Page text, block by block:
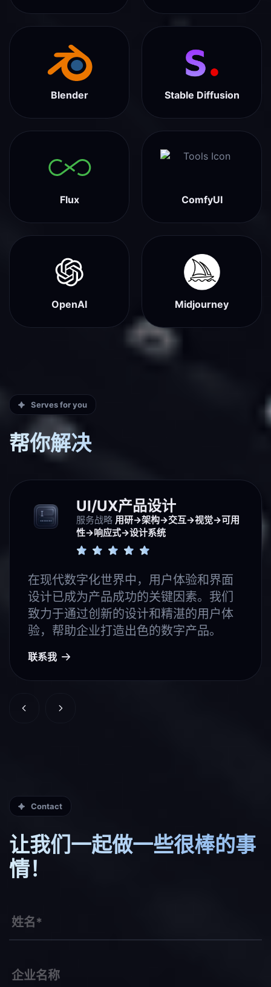
Blender Stable Diffusion
Flux ComfyUI
OpenAI Midjourney
Serves for you
帮你解决
UI/UX产品设计
服务战略 用研→架构→交互→视觉→可用
性→响应式→设计系统
在现代数字化世界中，用户体验和界面
设计已成为产品成功的关键因素。我们
致力于通过创新的设计和精湛的用户体
验，帮助企业打造出色的数字产品。
联系我
Contact
让我们一起做一些很棒的事
情！